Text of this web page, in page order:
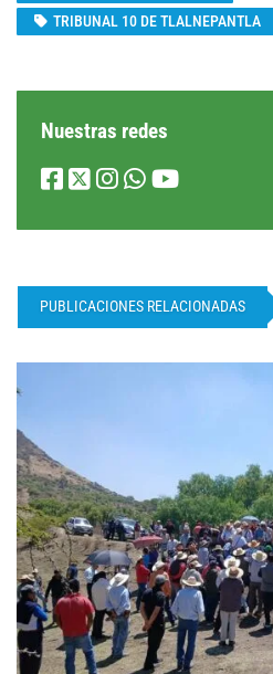
TRIBUNAL 10 DE TLALNEPANTLA
Nuestras redes
PUBLICACIONES RELACIONADAS